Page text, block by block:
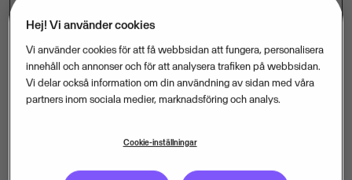
Registreringen av nya företag minskade med 6,8
procent i februari i år jämfört med motsvarande
månad förra året. Det visar färsk statistik som Visma
sammanställt från Bolagsverket. I januari var
minskningen 10,5 procent.
Hej! Vi använder cookies
Vi använder cookies för att få webbsidan att fungera, personalisera
innehåll och annonser och för att analysera trafiken på webbsidan.
Vi delar också information om din användning av sidan med våra
partners inom sociala medier, marknadsföring och analys.
Cookie-inställningar